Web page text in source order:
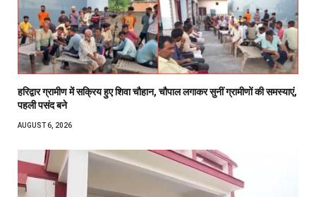
हरिद्वार ग्रामीण में सक्रिय हुए शिवा चौहान, चौपाल लगाकर सुनीं ग्रामीणों की समस्याएं,
पहली पसंद बने
AUGUST 6, 2026